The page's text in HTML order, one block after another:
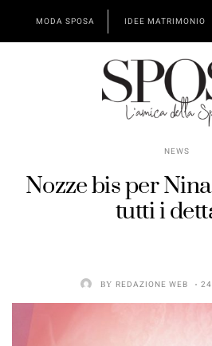
MODA SPOSA IDEE MATRIMONIO
NEWS
Nozze bis per
tutti i
BY REDAZIONE WEB